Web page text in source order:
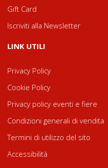
Gift Card
Iscriviti alla Newsletter
LINK UTILI
Privacy Policy
Cookie Policy
Privacy policy eventi e fiere
Condizioni generali di vendita
Termini di utilizzo del sito
Accessibilità